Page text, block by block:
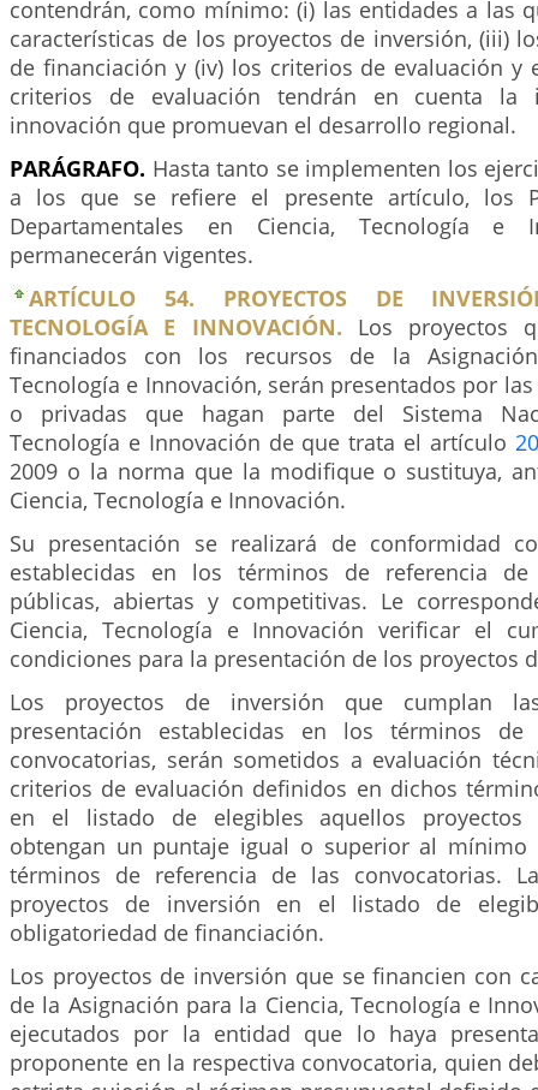
contendrán, como mínimo: (i) las entidades a las
características de los proyectos de inversión, (iii)
de financiación y (iv) los criterios de evaluación y
criterios de evaluación tendrán en cuenta la
innovación que promuevan el desarrollo regional.
PARÁGRAFO. Hasta tanto se implementen los
a los que se refiere el presente artículo, los
Departamentales en Ciencia, Tecnología e
permanecerán vigentes.
ARTÍCULO 54. PROYECTOS DE
TECNOLOGÍA E INNOVACIÓN. Los proyectos
financiados con los recursos de la
Tecnología e Innovación, serán presentados por
o privadas que hagan parte del Sistema
Tecnología e Innovación de que trata el artículo 20
2009 o la norma que la modifique o sustituya,
Ciencia, Tecnología e Innovación.
Su presentación se realizará de conformidad
establecidas en los términos de referencia de
públicas, abiertas y competitivas. Le
Ciencia, Tecnología e Innovación verificar el
condiciones para la presentación de los proyectos
Los proyectos de inversión que cumplan
presentación establecidas en los términos
convocatorias, serán sometidos a evaluación
criterios de evaluación definidos en dichos
en el listado de elegibles aquellos
obtengan un puntaje igual o superior al mínimo
términos de referencia de las convocatorias.
proyectos de inversión en el listado de
obligatoriedad de financiación.
Los proyectos de inversión que se financien con
de la Asignación para la Ciencia, Tecnología e
ejecutados por la entidad que lo haya
proponente en la respectiva convocatoria, quien